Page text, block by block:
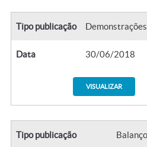
Tipo publicação
Data 30/06/2018
VISUALIZAR
Tipo publicação Balanço